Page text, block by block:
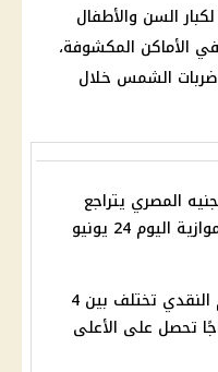
السن والأطفال
الأماكن المكشوفة،
الشمس خلال
المصري يتراجع
بالبنوك والسوق الموازية اليوم 24 يونيو
مصادر: قيمة الدعم النقدي تختلف بين 4
تحصل على الأعلى